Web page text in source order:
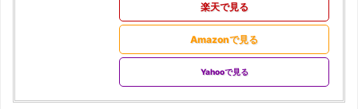
楽天で見る
Amazonで見る
Yahooで見る